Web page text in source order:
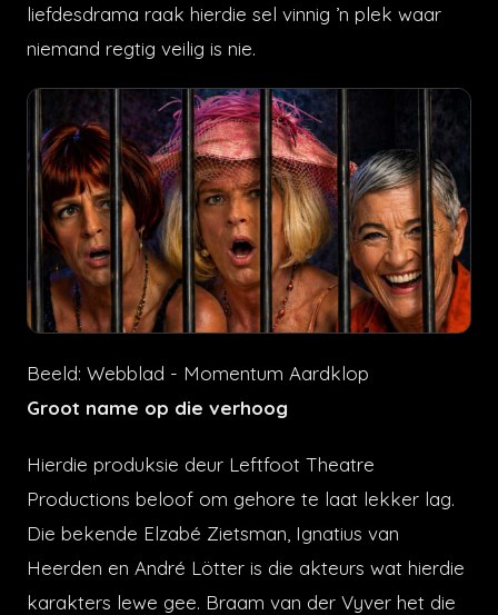
liefdesdrama raak hierdie sel vinnig ’n plek waar
niemand regtig veilig is nie.
Beeld: Webblad - Momentum Aardklop
Groot name op die verhoog
Hierdie produksie deur Leftfoot Theatre
Productions beloof om gehore te laat lekker lag.
Die bekende Elzabé Zietsman, Ignatius van
Heerden en André Lötter is die akteurs wat hierdie
karakters lewe gee. Braam van der Vyver het die